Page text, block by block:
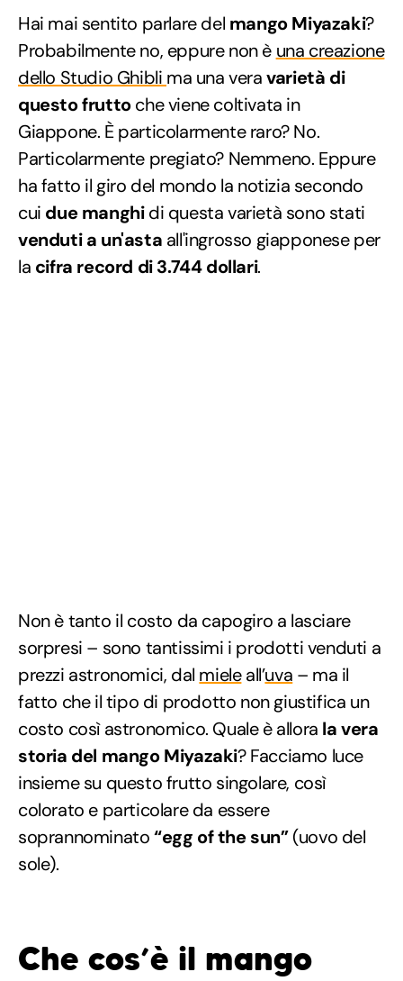
Hai mai sentito parlare del mango Miyazaki?
Probabilmente no, eppure non è una creazione
dello Studio Ghibli ma una veravarietà di
questo fruttoche viene coltivata in
Giappone. È particolarmente raro? No.
Particolarmente pregiato? Nemmeno. Eppure
ha fatto il giro del mondo la notizia secondo
cui due manghidi questa varietà sono stati
venduti a un'asta all'ingrosso giapponese per
la cifra record di 3.744 dollari.
Non è tanto il costo da capogiro a lasciare
sorpresi – sono tantissimi i prodotti venduti a
prezzi astronomici, dal mieleall’uva – ma il
fatto che il tipo di prodotto non giustifica un
costo così astronomico. Quale è allora la vera
storia del mango Miyazaki? Facciamo luce
insieme su questo frutto singolare, così
colorato e particolare da essere
soprannominato“egg of the sun”(uovo del
sole).
Che cos’è il mango